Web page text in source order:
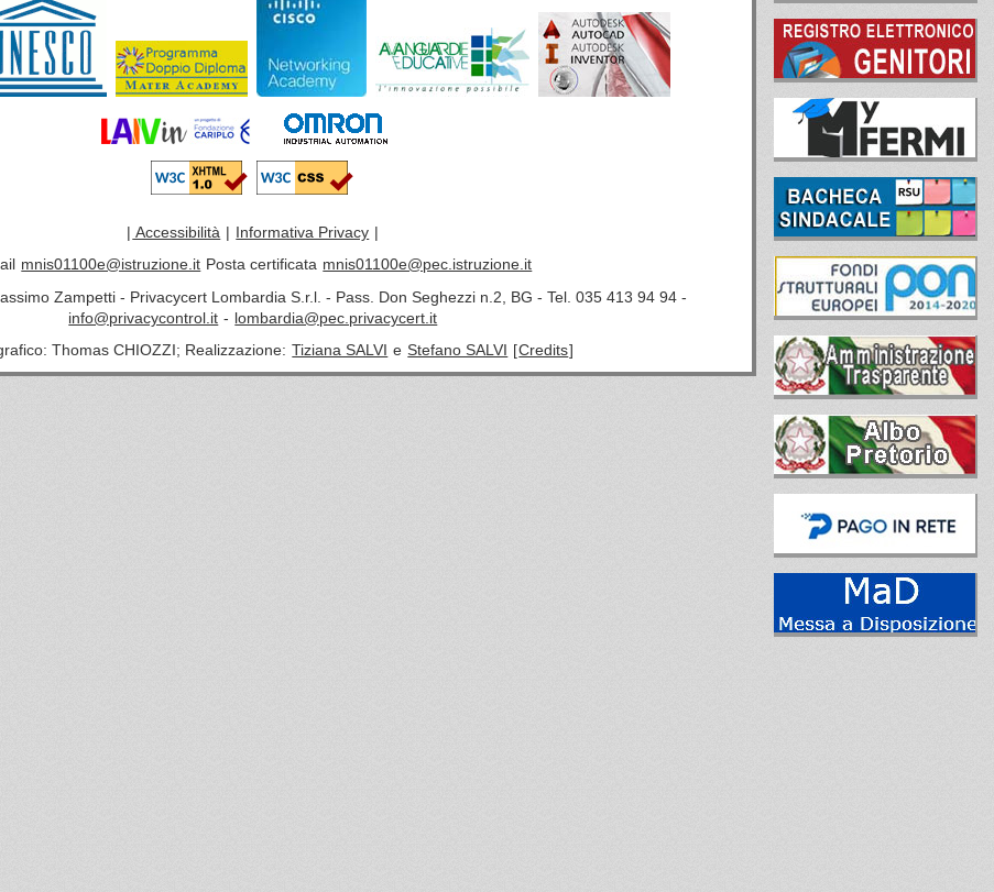
Accessibilità Informativa Privacy
mnis01100e@istruzione.it Posta certificata mnis01100e@pec.istruzione.it
Zampetti - Privacycert Lombardia S.r.l. - Pass. Don Seghezzi n.2, BG - Tel. 035 413 94 94 -
info@privacycontrol.it - lombardia@pec.privacycert.it
Thomas CHIOZZI; Realizzazione: Tiziana SALVI e Stefano SALVI [Credits]